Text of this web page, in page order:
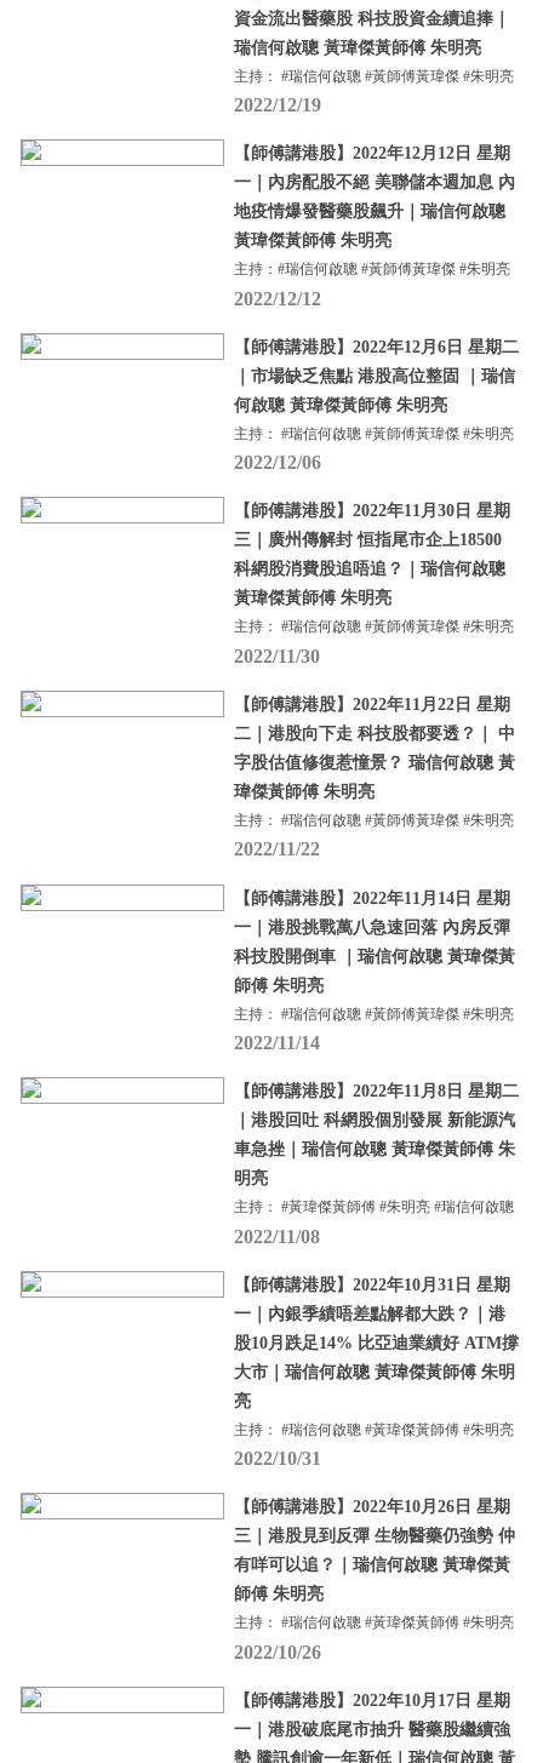
資金流出醫藥股 科技股資金續追捧｜
瑞信何啟聰 黃瑋傑黃師傅 朱明亮
主持： #瑞信何啟聰 #黃師傅黃瑋傑 #朱明亮
2022/12/19
【師傅講港股】2022年12月12日 星期
一｜內房配股不絕 美聯儲本週加息 內
地疫情爆發醫藥股飆升｜瑞信何啟聰
黃瑋傑黃師傅 朱明亮
主持：#瑞信何啟聰 #黃師傅黃瑋傑 #朱明亮
2022/12/12
【師傅講港股】2022年12月6日 星期二
｜市場缺乏焦點 港股高位整固 ｜瑞信
何啟聰 黃瑋傑黃師傅 朱明亮
主持： #瑞信何啟聰 #黃師傅黃瑋傑 #朱明亮
2022/12/06
【師傅講港股】2022年11月30日 星期
三｜廣州傳解封 恒指尾市企上18500
科網股消費股追唔追？｜瑞信何啟聰
黃瑋傑黃師傅 朱明亮
主持： #瑞信何啟聰 #黃師傅黃瑋傑 #朱明亮
2022/11/30
【師傅講港股】2022年11月22日 星期
二｜港股向下走 科技股都要透？｜ 中
字股估值修復惹憧景？ 瑞信何啟聰 黃
瑋傑黃師傅 朱明亮
主持： #瑞信何啟聰 #黃師傅黃瑋傑 #朱明亮
2022/11/22
【師傅講港股】2022年11月14日 星期
一｜港股挑戰萬八急速回落 內房反彈
科技股開倒車 ｜瑞信何啟聰 黃瑋傑黃
師傅 朱明亮
主持： #瑞信何啟聰 #黃師傅黃瑋傑 #朱明亮
2022/11/14
【師傅講港股】2022年11月8日 星期二
｜港股回吐 科網股個別發展 新能源汽
車急挫｜瑞信何啟聰 黃瑋傑黃師傅 朱
明亮
主持： #黃瑋傑黃師傅 #朱明亮 #瑞信何啟聰
2022/11/08
【師傅講港股】2022年10月31日 星期
一｜內銀季績唔差點解都大跌？｜港
股10月跌足14% 比亞迪業績好 ATM撐
大市｜瑞信何啟聰 黃瑋傑黃師傅 朱明
亮
主持： #瑞信何啟聰 #黃瑋傑黃師傅 #朱明亮
2022/10/31
【師傅講港股】2022年10月26日 星期
三｜港股見到反彈 生物醫藥仍強勢 仲
有咩可以追？｜瑞信何啟聰 黃瑋傑黃
師傅 朱明亮
主持： #瑞信何啟聰 #黃瑋傑黃師傅 #朱明亮
2022/10/26
【師傅講港股】2022年10月17日 星期
一｜港股破底尾市抽升 醫藥股繼續強
勢 騰訊創逾一年新低｜瑞信何啟聰 黃